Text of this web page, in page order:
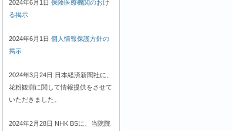
2024年6月1日 保険医療機関のおけ
る掲示
2024年6月1日 個人情報保護方針の
掲示
2024年3月24日 日本経済新聞社に、
花粉観測に関して情報提供をさせて
いただきました。
2024年2月28日 NHK BSに、当院院